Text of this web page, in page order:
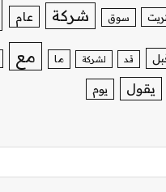
سوق شركة عام
قد لشركة ما مع
يقول يوم